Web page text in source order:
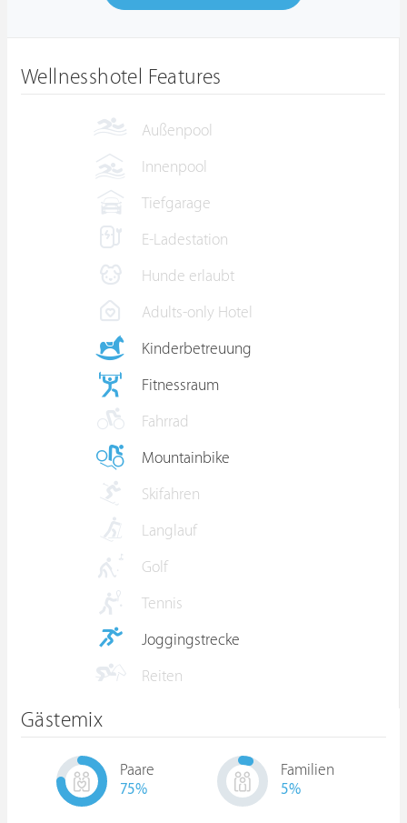
Wellnesshotel Features
Außenpool
Innenpool
Tiefgarage
E-Ladestation
Hunde erlaubt
Adults-only Hotel
Kinderbetreuung
Fitnessraum
Fahrrad
Mountainbike
Skifahren
Langlauf
Golf
Tennis
Joggingstrecke
Reiten
Gästemix
Paare
75%
Familien
5%